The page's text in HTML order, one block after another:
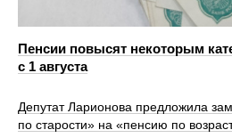
Пенсии повысят некоторым
с 1 августа
Депутат Ларионова предложила
по старости» на «пенсию по